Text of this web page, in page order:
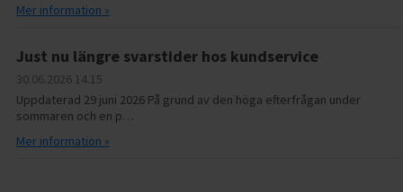
Mer information »
Just nu längre svarstider hos kundservice
30.06.2026 14.15
Uppdaterad 29 juni 2026 På grund av den höga efterfrågan under
sommaren och en p…
Mer information »